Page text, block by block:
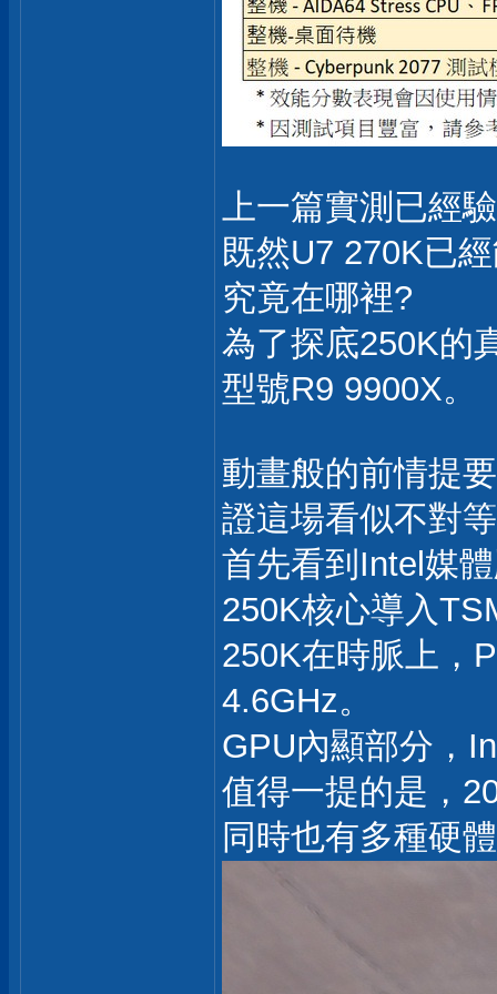
上一篇實測已經
既然U7 270K已
究竟在哪裡?
為了探底250K的
型號R9 9900X。
動畫般的前情提
證這場看似不對
首先看到Intel媒
250K核心導入
250K在時脈上，
4.6GHz。
GPU內顯部分，
值得一提的是，
同時也有多種硬